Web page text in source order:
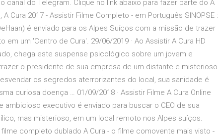
canal do Telegram. Clique no link abaixo para fazer parte do A
Cura 2017 - Assistir Filme Completo - em Português SINOPSE :
é enviado para os Alpes Suíços com a missão de trazer
em um 'Centro de Cura'. 29/06/2019 · Ao Assistir A Cura HD
chega este suspense psicológico sobre um jovem e
o presidente de sua empresa de um distante e misterioso
os segredos aterrorizantes do local, sua sanidade é
curiosa doença … 01/09/2018 · Assistir Filme A Cura Online
ambicioso executivo é enviado para buscar o CEO de sua
mas misterioso, em um local remoto nos Alpes suíços.
completo dublado A Cura - o filme comovente mais visto -